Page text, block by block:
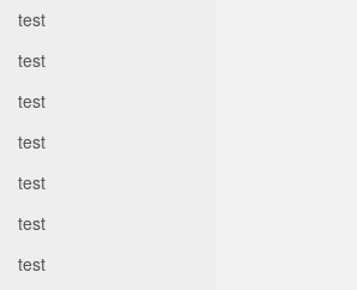
test
test
test
test
test
test
test